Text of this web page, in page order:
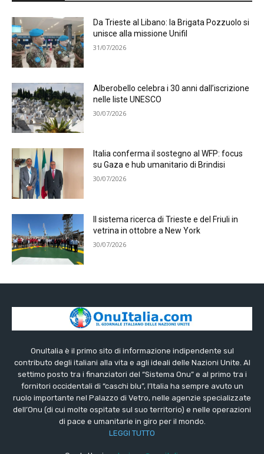
Da Trieste al Libano: la Brigata Pozzuolo si
unisce alla missione Unifil
31/07/2026
Alberobello celebra i 30 anni dall’iscrizione
nelle liste UNESCO
30/07/2026
Italia conferma il sostegno al WFP: focus
su Gaza e hub umanitario di Brindisi
30/07/2026
Il sistema ricerca di Trieste e del Friuli in
vetrina in ottobre a New York
30/07/2026
OnuItalia è il primo sito di informazione indipendente sul
contributo degli italiani alla vita e agli ideali delle Nazioni Unite. Al
settimo posto tra i finanziatori del “Sistema Onu” e al primo tra i
fornitori occidentali di “caschi blu”, l’Italia ha sempre avuto un
ruolo importante nel Palazzo di Vetro, nelle agenzie specializzate
dell’Onu (di cui molte ospitate sul suo territorio) e nelle operazioni
di pace e umanitarie in giro per il mondo.
LEGGI TUTTO